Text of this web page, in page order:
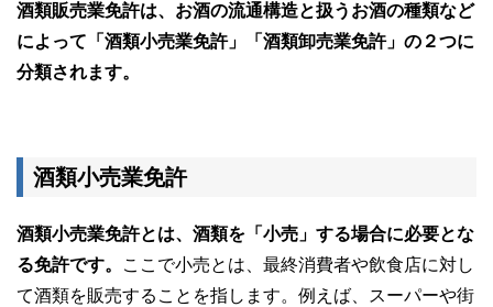
酒類販売業免許は、お酒の流通構造と扱うお酒の種類など
によって「酒類小売業免許」「酒類卸売業免許」の２つに
分類されます。
酒類小売業免許
酒類小売業免許とは、酒類を「小売」する場合に必要とな
る免許です。
ここで小売とは、最終消費者や飲食店に対し
て酒類を販売することを指します。例えば、スーパーや街